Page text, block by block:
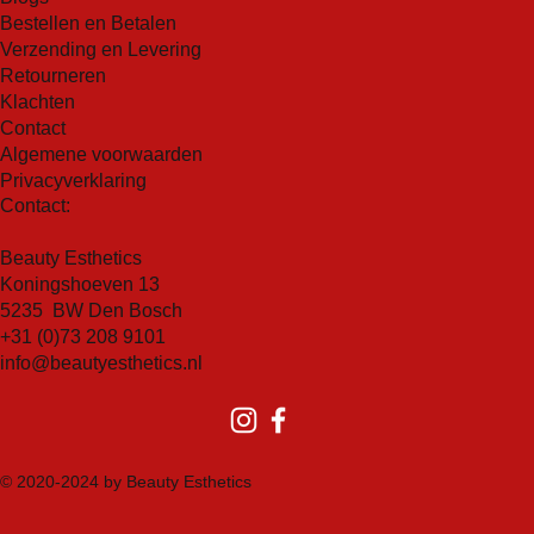
Bestellen en Betalen
Verzending en Levering
Retourneren
Klachten
Contact
Algemene voorwaarden
Privacyverklaring
Contact:
Beauty Esthetics
Koningshoeven 13
5235 BW Den Bosch
+31 (0)73 208 9101
info@beautyesthetics.nl
© 2020-2024 by Beauty Esthetics